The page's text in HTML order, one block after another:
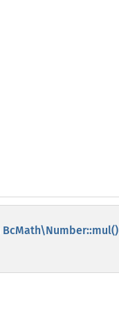
BcMath\Number::mul()